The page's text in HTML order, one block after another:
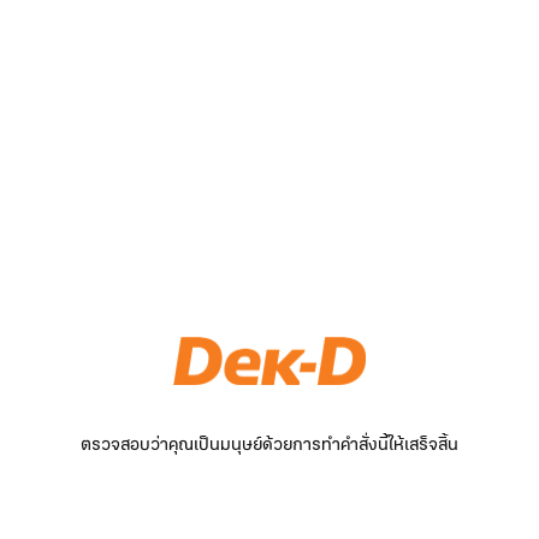
ตรวจสอบว่าคุณเป็นมนุษย์ด้วยการทำคำสั่งนี้ให้เสร็จสิ้น